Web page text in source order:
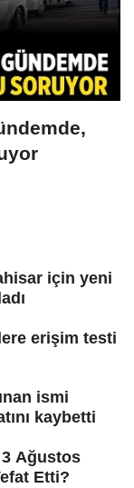
için yeni
erişim testi
ismi
kaybetti
3 Ağustos
Etti?